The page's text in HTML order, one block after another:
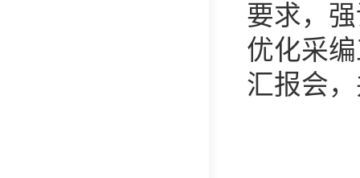
要求，
优化采
汇报会